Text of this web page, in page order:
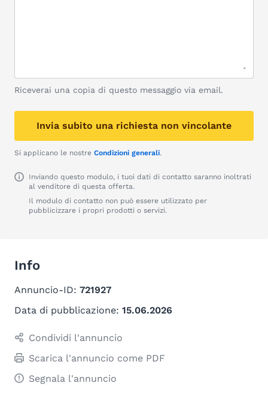
Riceverai una copia di questo messaggio via email.
Invia subito una richiesta non vincolante
Si applicano le nostre Condizioni generali.
Inviando questo modulo, i tuoi dati di contatto saranno inoltrati
al venditore di questa offerta.
Il modulo di contatto non può essere utilizzato per
pubblicizzare i propri prodotti o servizi.
Info
Annuncio-ID: 721927
Data di pubblicazione: 15.06.2026
Condividi l'annuncio
Scarica l'annuncio come PDF
Segnala l'annuncio